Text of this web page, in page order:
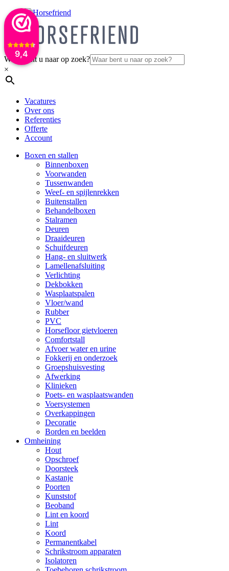
9,4
Waar bent u naar op zoek?
×
Vacatures
Over ons
Referenties
Offerte
Account
Boxen en stallen
Binnenboxen
Voorwanden
Tussenwanden
Weef- en spijlenrekken
Buitenstallen
Behandelboxen
Stalramen
Deuren
Draaideuren
Schuifdeuren
Hang- en sluitwerk
Lamellenafsluiting
Verlichting
Dekbokken
Wasplaatspalen
Vloer/wand
Rubber
PVC
Horsefloor gietvloeren
Comfortstall
Afvoer water en urine
Fokkerij en onderzoek
Groepshuisvesting
Afwerking
Klinieken
Poets- en wasplaatswanden
Voersystemen
Overkappingen
Decoratie
Borden en beelden
Omheining
Hout
Opschroef
Doorsteek
Kastanje
Poorten
Kunststof
Beoband
Lint en koord
Lint
Koord
Permanentkabel
Schrikstroom apparaten
Isolatoren